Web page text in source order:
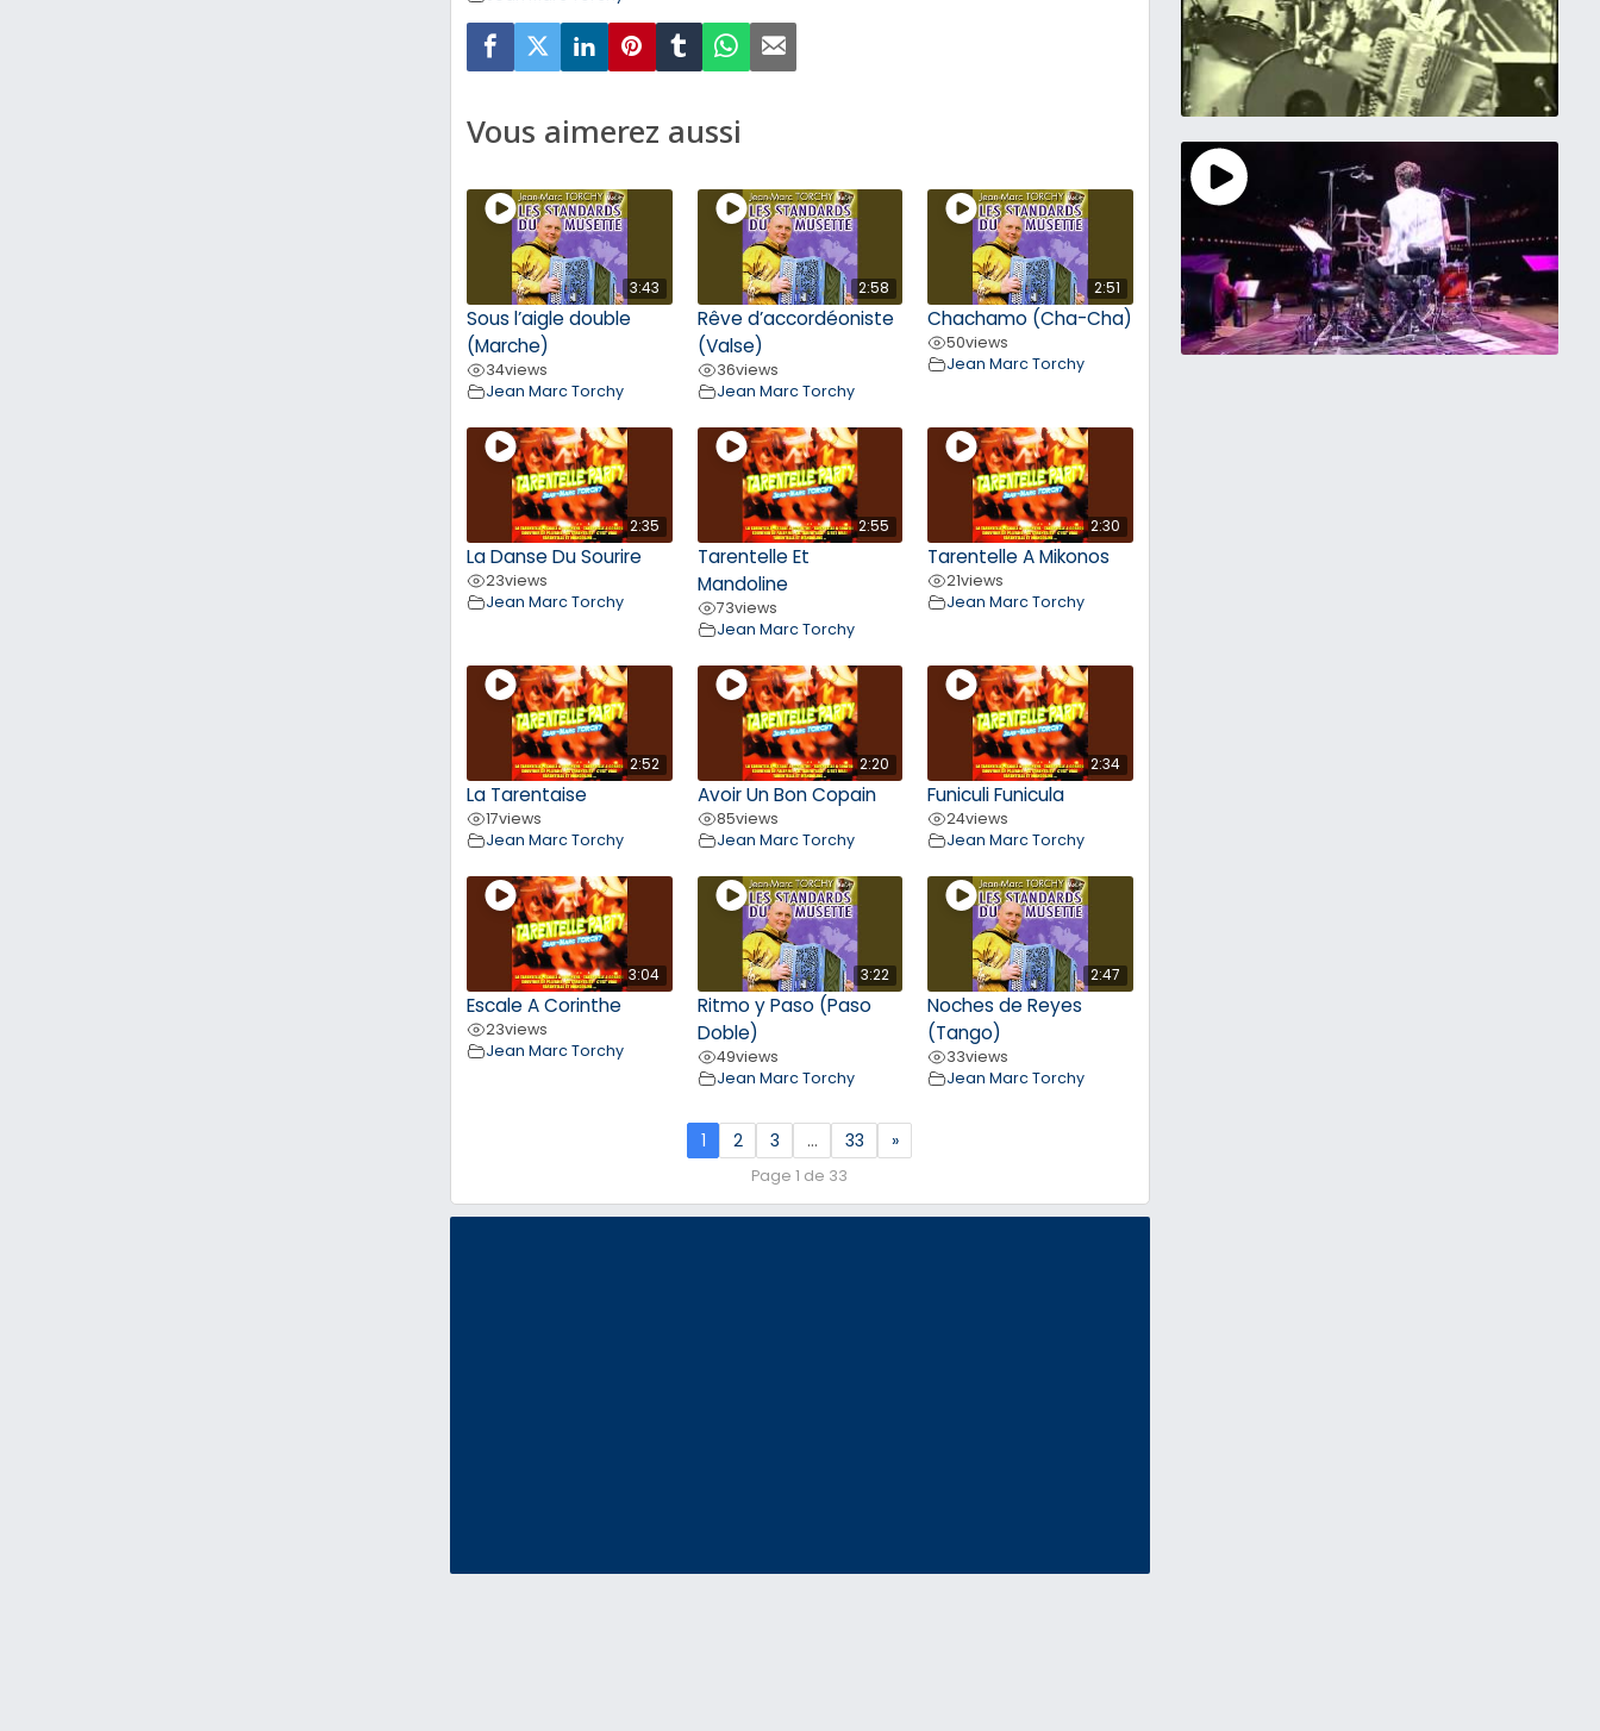
Vous aimerez aussi
3:43
Sous l’aigle double
(Marche)
34views
Jean Marc Torchy
2:58
Rêve d’accordéoniste
(Valse)
36views
Jean Marc Torchy
2:51
Chachamo (Cha-Cha)
50views
Jean Marc Torchy
2:35
La Danse Du Sourire
23views
Jean Marc Torchy
2:55
Tarentelle Et
Mandoline
73views
Jean Marc Torchy
2:30
Tarentelle A Mikonos
21views
Jean Marc Torchy
2:52
La Tarentaise
17views
Jean Marc Torchy
2:20
Avoir Un Bon Copain
85views
Jean Marc Torchy
2:34
Funiculi Funicula
24views
Jean Marc Torchy
3:04
Escale A Corinthe
23views
Jean Marc Torchy
3:22
Ritmo y Paso (Paso
Doble)
49views
Jean Marc Torchy
2:47
Noches de Reyes
(Tango)
33views
Jean Marc Torchy
1 2 3 … 33 »
Page 1 de 33